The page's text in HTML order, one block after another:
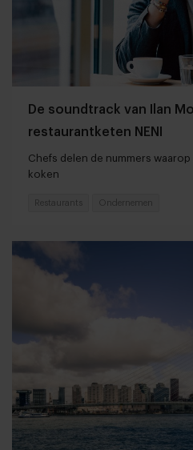
De soundtrack van Ilan
restaurantketen NENI
Chefs delen de nummers
koken
Restaurants Ondernemen